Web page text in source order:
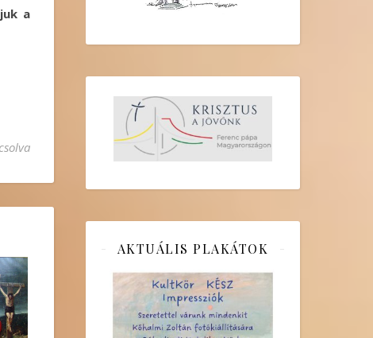
a
bejegyzéshez
AKTUÁLIS PLAKÁTOK